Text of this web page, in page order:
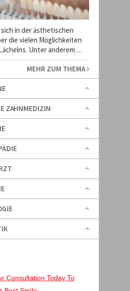
in der ästhetischen
die vielen Möglichkeiten
Unter anderem ...
MEHR ZUM THEMA
ZAHNMEDIZIN